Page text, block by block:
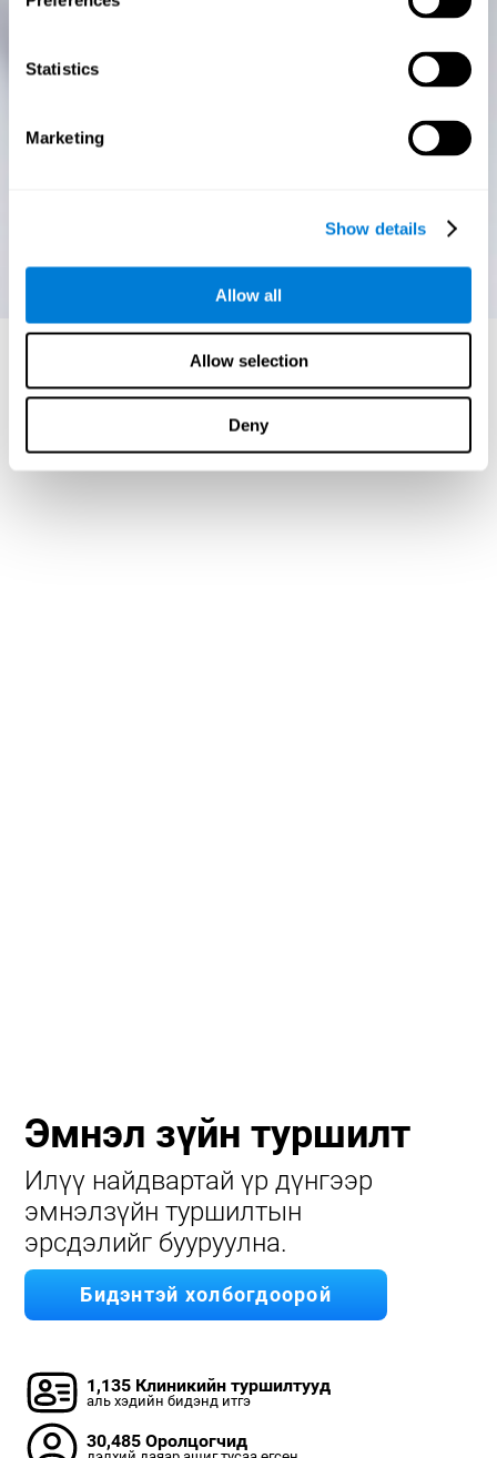
Statistics
Marketing
Show details
Allow all
Allow selection
Deny
Эмнэл зүйн туршилт
Илүү найдвартай үр дүнгээр
эмнэлзүйн туршилтын
эрсдэлийг бууруулна.
Бидэнтэй холбогдоорой
1,135 Клиникийн туршилтууд
аль хэдийн бидэнд итгэ
30,485 Оролцогчид